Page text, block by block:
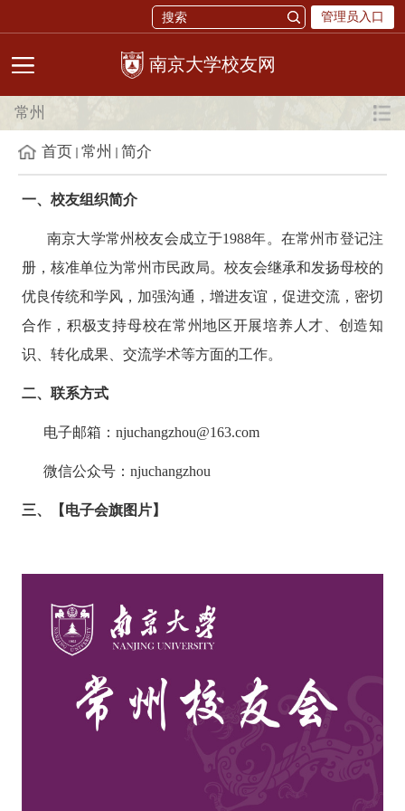
管理员入口
校友网
常州
首页 常州 简介
一、校友组织简介
南京大学常州校友会成立于1988年。在常州市登记注
册，核准单位为常州市民政局。校友会继承和发扬母校的
优良传统和学风，加强沟通，增进友谊，促进交流，密切
合作，积极支持母校在常州地区开展培养人才、创造知
识、转化成果、交流学术等方面的工作。
二、联系方式
电子邮箱： njuchangzhou@163.com
微信公众号： njuchangzhou
三、【电子会旗图片】